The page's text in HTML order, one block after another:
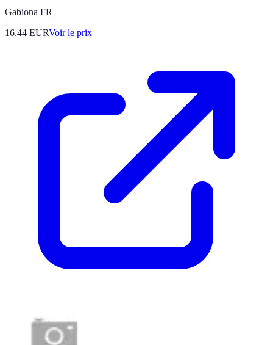
Gabiona FR
16.44 EURVoir le prix